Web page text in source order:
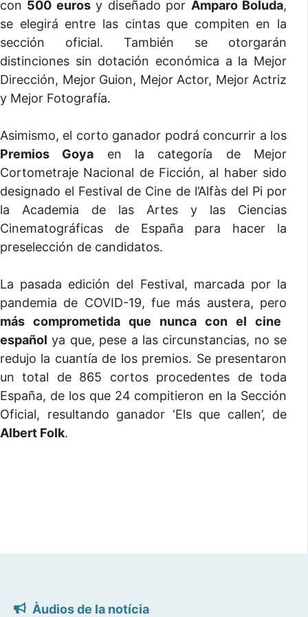
con 500 eurosy diseñado por Amparo Boluda,
se elegirá entre las cintas que compiten en la
sección oficial. También se otorgarán
distinciones sin dotación económica a la Mejor
Dirección, Mejor Guion, Mejor Actor, Mejor Actriz
y Mejor Fotografía.
Asimismo, el corto ganador podrá concurrir a los
Premios Goya en la categoría de Mejor
Cortometraje Nacional de Ficción, al haber sido
designado el Festival de Cine de l’Alfàs del Pi por
la Academia de las Artes y las Ciencias
Cinematográficas de España para hacer la
preselección de candidatos.
La pasada edición del Festival, marcada por la
pandemia de COVID-19, fue más austera, pero
más comprometida que nunca con el cine
español ya que, pese a las circunstancias, no se
redujo la cuantía de los premios. Se presentaron
un total de 865 cortos procedentes de toda
España, de los que 24 compitieron en la Sección
Oficial, resultando ganador ‘Els que callen’, de
Albert Folk.
Àudios de la notícia